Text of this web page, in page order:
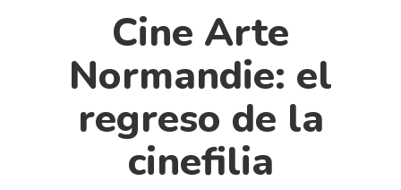
Diccionario portátil de la literatura chilena
Documentos
Fragmentos
Gran reserva
Historia material de los libros
Cine Arte
Normandie: el
regreso de la
cinefilia